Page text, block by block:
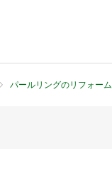
パールリングのリフォーム